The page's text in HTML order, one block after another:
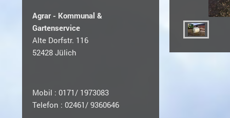
Agrar - Kommunal &
Gartenservice
Alte Dorfstr. 116
52428 Jülich
Mobil : 0171/ 1973083
Telefon : 02461/ 9360646